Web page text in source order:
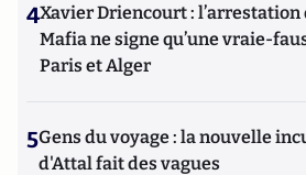
4Xavier Driencourt : l’arrestation
Mafia ne signe qu’une vraie-
Paris et Alger
5Gens du voyage : la nouvelle
d'Attal fait des vagues